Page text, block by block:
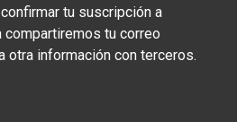
tu suscripción a
compartiremos tu correo
otra información con terceros.